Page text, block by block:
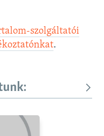
szolgáltatói
.